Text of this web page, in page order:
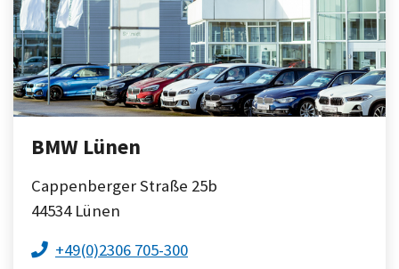
BMW Lünen
Cappenberger Straße 25b
44534 Lünen
+49(0)2306 705-300